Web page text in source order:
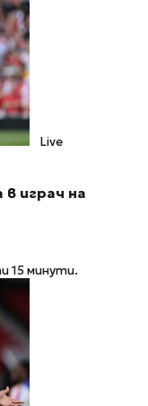
Live
играч на
15 минути.